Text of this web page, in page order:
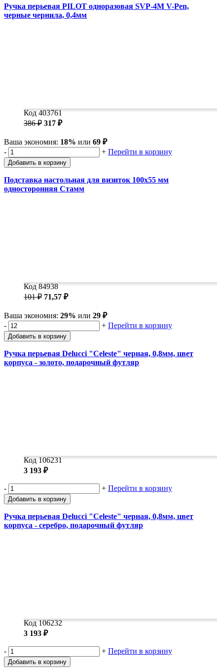
Ручка перьевая PILOT одноразовая SVP-4M V-Pen,
черные чернила, 0,4мм
Код 403761
386 ₽ 317 ₽
Ваша экономия: 18% или 69 ₽
-
+ Перейти в корзину
Добавить в корзину
Подставка настольная для визиток 100x55 мм
односторонняя Стамм
Код 84938
101 ₽ 71,57 ₽
Ваша экономия: 29% или 29 ₽
-
+ Перейти в корзину
Добавить в корзину
Ручка перьевая Delucci "Celeste" черная, 0,8мм, цвет
корпуса - золото, подарочный футляр
Код 106231
3 193 ₽
- + Перейти в корзину
Добавить в корзину
Ручка перьевая Delucci "Celeste" черная, 0,8мм, цвет
корпуса - серебро, подарочный футляр
Код 106232
3 193 ₽
- + Перейти в корзину
Добавить в корзину